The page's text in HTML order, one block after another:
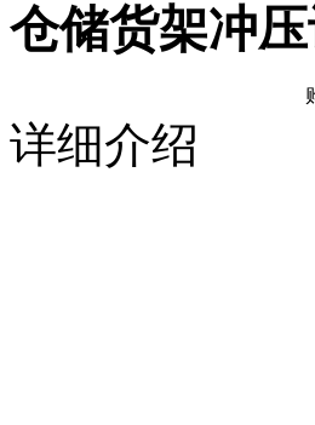
仓储货架冲
详细介绍